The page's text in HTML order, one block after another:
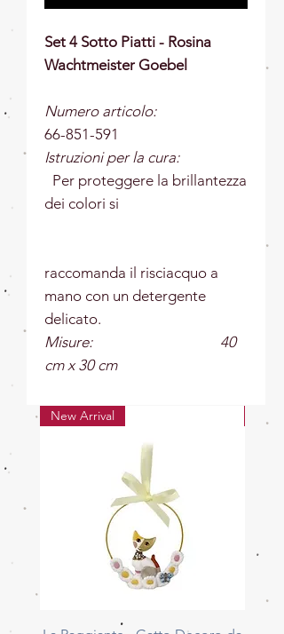
Set 4 Sotto Piatti - Rosina
Wachtmeister Goebel
Numero articolo:
66-851-591
Istruzioni per la cura:
Per proteggere la brillantezza
dei colori si
raccomanda il risciacquo a
mano con un detergente
delicato.
Misure: 40
cm x 30 cm
New Arrival